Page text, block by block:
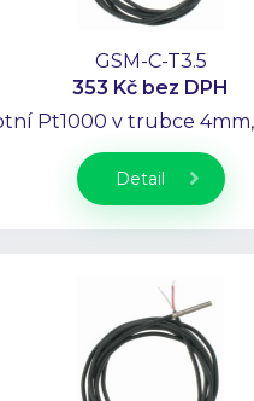
GSM-C-T3.5
353 Kč bez DPH
Pt1000 v trubce
Detail